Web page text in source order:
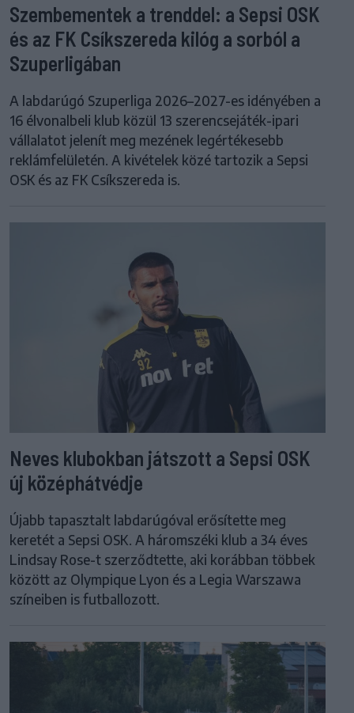
Szembementek a trenddel: a Sepsi OSK
és az FK Csíkszereda kilóg a sorból a
Szuperligában
A labdarúgó Szuperliga 2026–2027-es idényében a
16 élvonalbeli klub közül 13 szerencsejáték-ipari
vállalatot jelenít meg mezének legértékesebb
reklámfelületén. A kivételek közé tartozik a Sepsi
OSK és az FK Csíkszereda is.
Neves klubokban játszott a Sepsi OSK
új középhátvédje
Újabb tapasztalt labdarúgóval erősítette meg
keretét a Sepsi OSK. A háromszéki klub a 34 éves
Lindsay Rose-t szerződtette, aki korábban többek
között az Olympique Lyon és a Legia Warszawa
színeiben is futballozott.